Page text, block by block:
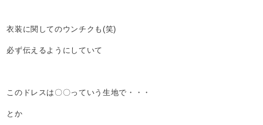
衣装に関してのウンチクも(笑)
必ず伝えるようにしていて
このドレスは〇〇っていう生地で・・・
とか